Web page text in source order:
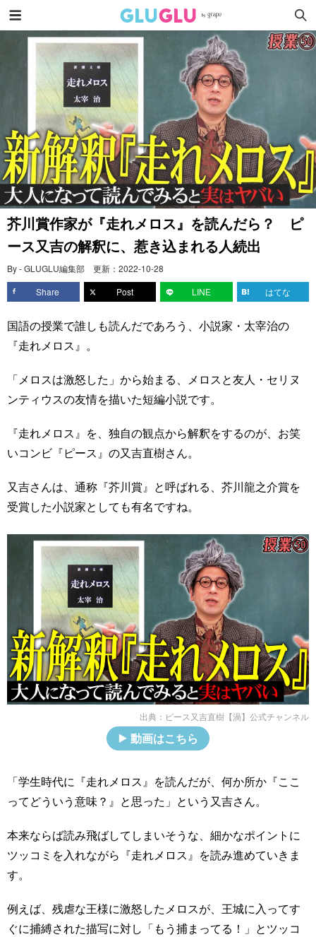
芥川賞作家が『走れメロス』を読んだら？ ピ
ース又吉の解釈に、惹き込まれる人続出
By - GLUGLU編集部 更新： 2022-10-28
Share
Post LINE はてな
国語の授業で誰しも読んだであろう、小説家・太宰治の
『走れメロス』。
「メロスは激怒した」から始まる、メロスと友人・セリヌ
ンティウスの友情を描いた短編小説です。
『走れメロス』を、独自の観点から解釈をするのが、お笑
いコンビ『ピース』の又吉直樹さん。
又吉さんは、通称『芥川賞』と呼ばれる、芥川龍之介賞を
受賞した小説家としても有名ですね。
出典： ピース又吉直樹【渦】公式チャンネル
動画はこちら
「学生時代に『走れメロス』を読んだが、何か所か『ここ
ってどういう意味？』と思った」という又吉さん。
本来ならば読み飛ばしてしまいそうな、細かなポイントに
ツッコミを入れながら『走れメロス』を読み進めていきま
す。
例えば、残虐な王様に激怒したメロスが、王城に入ってす
ぐに捕縛された描写に対し「もう捕まってる！」とツッコ